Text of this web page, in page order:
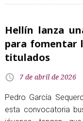
Hellín lanza
para fomentar
titulados
7 de abril de 2026
Pedro García
esta convocatoria